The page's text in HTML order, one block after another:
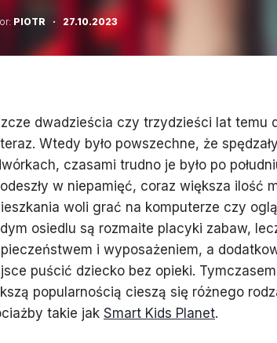
PIOTR · 27.10.2023
dwadzieścia czy trzydzieści lat temu
Wtedy było powszechne, że
czasami trudno je było po
w niepamięć, coraz większa ilość
woli grać na komputerze czy
osiedlu są rozmaite placyki zabaw,
i wyposażeniem, a
puścić dziecko bez opieki.
popularnością cieszą się różnego
takie jak Smart Kids Planet.